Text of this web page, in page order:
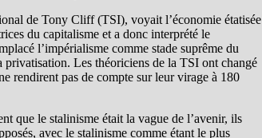
de Tony Cliff (TSI), voyait l’économie étatisée
du capitalisme et a donc interprété le
l’impérialisme comme stade suprême du
privatisation. Les théoriciens de la TSI ont changé
rendirent pas de compte sur leur virage à 180
que le stalinisme était la vague de l’avenir, ils
avec le stalinisme comme étant le plus